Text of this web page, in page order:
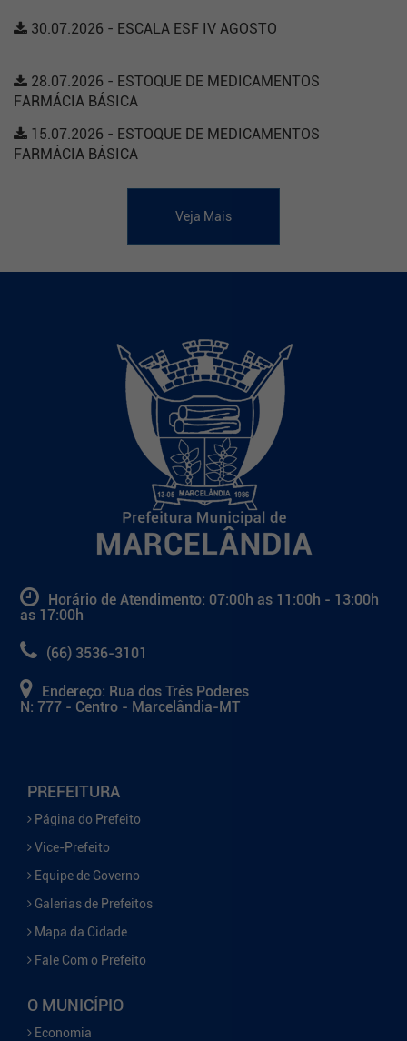
30.07.2026 - ESCALA ESF IV AGOSTO
28.07.2026 - ESTOQUE DE MEDICAMENTOS
FARMÁCIA BÁSICA
15.07.2026 - ESTOQUE DE MEDICAMENTOS
FARMÁCIA BÁSICA
Veja Mais
Horário de Atendimento: 07:00h as 11:00h - 13:00h
as 17:00h
(66) 3536-3101
Endereço: Rua dos Três Poderes
N: 777 - Centro - Marcelândia-MT
PREFEITURA
Página do Prefeito
Vice-Prefeito
Equipe de Governo
Galerias de Prefeitos
Mapa da Cidade
Fale Com o Prefeito
O MUNICÍPIO
Economia